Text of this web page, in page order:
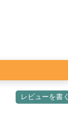
レビューを書